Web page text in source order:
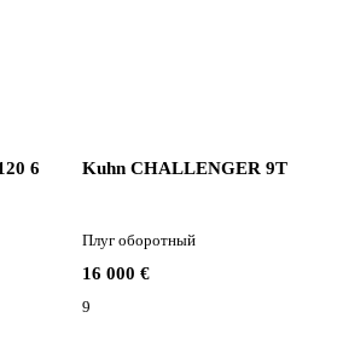
6
Kuhn CHALLENGER 9T
16 000 €
Плуг оборотный
9